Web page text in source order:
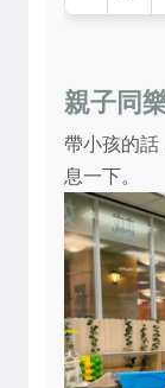
親子同
帶小孩的話
息一下。